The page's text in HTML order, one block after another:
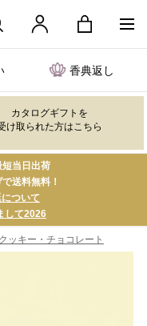
香典返し
カタログギフトを
け取られた方はこちら
当日出荷
送料無料！
ついて
して2026
クッキー・チョコレート